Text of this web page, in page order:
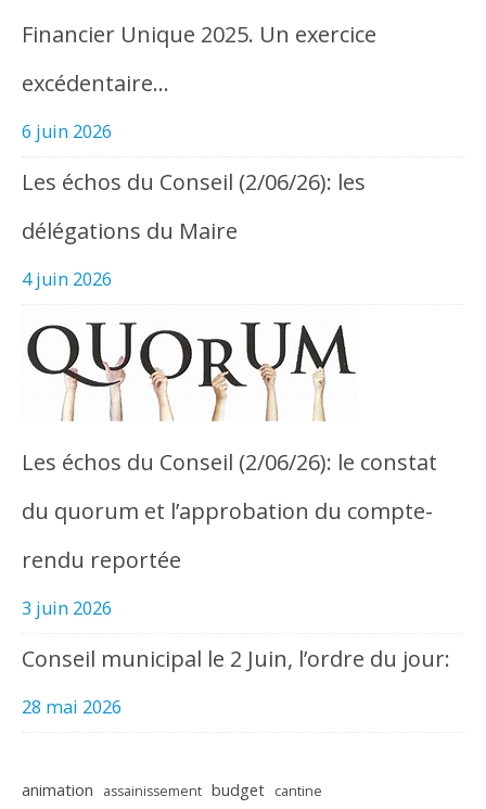
Financier Unique 2025. Un exercice
excédentaire…
6 juin 2026
Les échos du Conseil (2/06/26): les
délégations du Maire
4 juin 2026
Les échos du Conseil (2/06/26): le constat
du quorum et l’approbation du compte-
rendu reportée
3 juin 2026
Conseil municipal le 2 Juin, l’ordre du jour:
28 mai 2026
animation assainissement budget cantine